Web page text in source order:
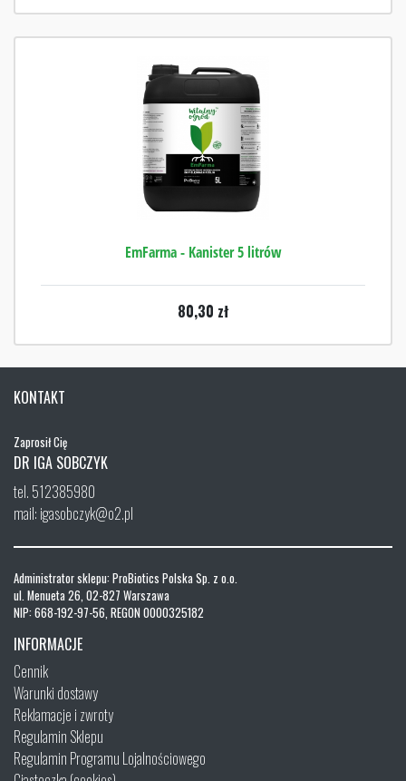
EmFarma - Kanister 5 litrów
80,30 zł
KONTAKT
Zaprosił Cię
DR IGA SOBCZYK
tel. 512385980
mail: igasobczyk@o2.pl
Administrator sklepu: ProBiotics Polska Sp. z o.o.
ul. Menueta 26, 02-827 Warszawa
NIP: 668-192-97-56, REGON 0000325182
INFORMACJE
Cennik
Warunki dostawy
Reklamacje i zwroty
Regulamin Sklepu
Regulamin Programu Lojalnościowego